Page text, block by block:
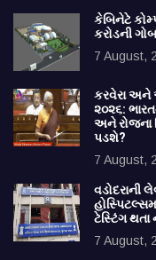
કેબિનેટે
કરોડની
7 August,
કરવેરા અને
૨૦૨૬:
અને રોજના
પડશે?
7 August,
વડોદરાની
ટેસ્ટિંગ થતા
7 August,